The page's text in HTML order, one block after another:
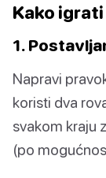
Kako
1.
Napravi
koristi dva
svakom kraju
(po